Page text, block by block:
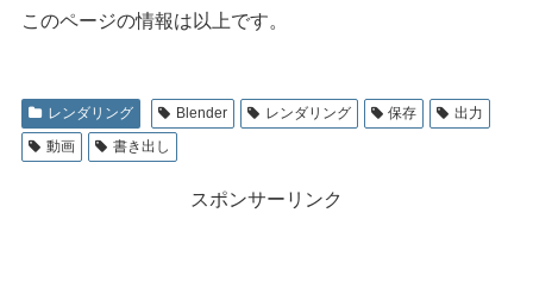
このページの情報は以上です。
レンダリング Blender レンダリング 保存
出力
動画
書き出し
スポンサーリンク